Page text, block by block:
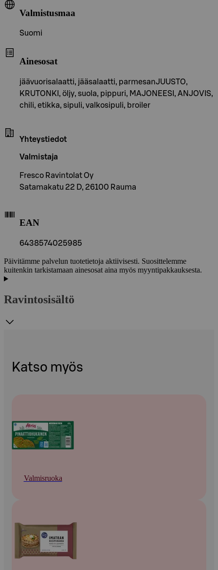
Valmistusmaa
Suomi
Ainesosat
jäävuorisalaatti, jääsalaatti, parmesanJUUSTO,
KRUTONKI, öljy, suola, pippuri, MAJONEESI, ANJOVIS,
chili, etikka, sipuli, valkosipuli, broiler
Yhteystiedot
Valmistaja
Fresco Ravintolat Oy
Satamakatu 22 D, 26100 Rauma
EAN
6438574025985
Päivitämme palvelun tuotetietoja aktiivisesti. Suosittelemme
kuitenkin tarkistamaan ainesosat aina myös myyntipakkauksesta.
Ravintosisältö
Katso myös
Valmisruoka